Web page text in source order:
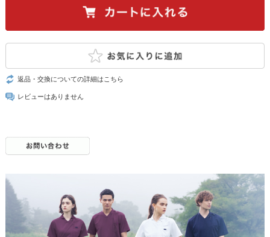
返品・交換についての詳細はこちら
レビューはありません